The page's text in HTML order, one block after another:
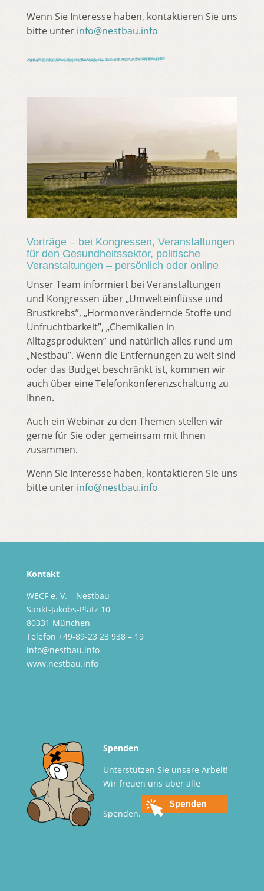
Wenn Sie Interesse haben, kontaktieren Sie uns
bitte unter info@nestbau.info
Vorträge – bei Kongressen, Veranstaltungen
für den Gesundheitssektor, politische
Veranstaltungen – persönlich oder online
Unser Team informiert bei Veranstaltungen
und Kongressen über „Umwelteinflüsse und
Brustkrebs”, „Hormonverändernde Stoffe und
Unfruchtbarkeit”, „Chemikalien in
Alltagsprodukten” und natürlich alles rund um
„Nestbau”. Wenn die Entfernungen zu weit sind
oder das Budget beschränkt ist, kommen wir
auch über eine Telefonkonferenzschaltung zu
Ihnen.
Auch ein Webinar zu den Themen stellen wir
gerne für Sie oder gemeinsam mit Ihnen
zusammen.
Wenn Sie Interesse haben, kontaktieren Sie uns
bitte unter info@nestbau.info
Kontakt
WECF e. V. – Nestbau
Sankt-Jakobs-Platz 10
80331 München
Telefon +49-89-23 23 938 – 19
info@nestbau.info
www.nestbau.info
Spenden
Unterstützen Sie unsere Arbeit!
Wir freuen uns über alle
Spenden.